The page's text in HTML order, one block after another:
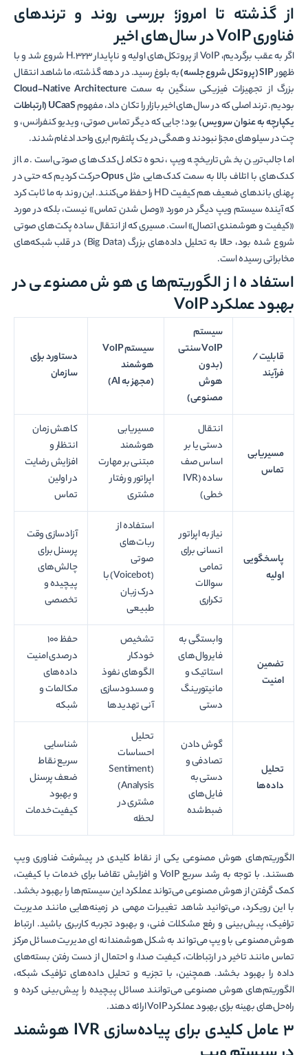
از گذشته تا امروز؛ بررسی روند و ترندهای
فناوری VoIP در سال‌های اخیر
اگر به عقب برگردیم، VoIP از پروتکل‌های اولیه و ناپایدار H.323 شروع شد و با
ظهورSIP (پروتکل شروع جلسه)
به بلوغ رسید. در دهه گذشته، ما شاهد انتقال
بزرگ از تجهیزات فیزیکی سنگین به سمتCloud-Native Architecture
بودیم. ترند اصلی که در سال‌های اخیر بازار را تکان داد، مفهوم
UCaaS (ارتباطات
یکپارچه به عنوان سرویس)بود؛ جایی که دیگر تماس صوتی، ویدیو کنفرانس، و
چت در سیلوهای مجزا نبودند و همگی در یک پلتفرم ابری واحد ادغام شدند.
اما جالب‌ترین بخش تاریخچه ویپ، نحوه تکامل کدک‌های صوتی است. ما از
کدک‌های با اتلاف بالا به سمت کدک‌هایی مثلOpusحرکت کردیم که حتی در
پهنای باندهای ضعیف هم کیفیت HD را حفظ می‌کنند. این روند به ما ثابت کرد
که آینده سیستم ویپ دیگر در مورد «وصل شدن تماس» نیست، بلکه در مورد
«کیفیت و هوشمندی اتصال» است. مسیری که از انتقال ساده پکت‌های صوتی
شروع شده بود، حالا به تحلیل داده‌های بزرگ (Big Data) در قلب شبکه‌های
مخابراتی رسیده است.
استفاده از الگوریتم‌های هوش مصنوعی در
بهبود عملکرد VoIP
قابلیت /
فرآیند
سیستم
VoIPسنتی
(بدون
هوش
مصنوعی)
سیستمVoIP
هوشمند
(مجهز به
دستاورد برای
سازمان
مسیریابی
تماس
انتقال
دستی یا بر
اساس صف
ساده (IVR
خطی)
مسیریابی
هوشمند
مبتنی بر مهارت
اپراتور و رفتار
مشتری
کاهش زمان
انتظار و
افزایش رضایت
در اولین
تماس
پاسخگویی
اولیه
نیاز به اپراتور
انسانی برای
تمامی
سوالات
تکراری
استفاده از
ربات‌های
صوتی
(Voicebot) با
درک زبان
طبیعی
آزادسازی وقت
پرسنل برای
چالش‌های
پیچیده و
تخصصی
تضمین
امنیت
وابستگی به
فایروال‌های
استاتیک و
مانیتورینگ
دستی
تشخیص
خودکار
الگوهای نفوذ
و مسدودسازی
آنی تهدیدها
حفظ ۱۰۰
درصدی امنیت
داده‌های
مکالمات و
شبکه
تحلیل
داده‌ها
گوش دادن
تصادفی و
دستی به
فایل‌های
ضبط‌شده
تحلیل
احساسات
(Sentiment
Analysis)
مشتری در
لحظه
شناسایی
سریع نقاط
ضعف پرسنل
و بهبود
کیفیت خدمات
الگوریتم‌­های هوش مصنوعی یکی از نقاط کلیدی در پیشرفت فناوری ویپ
هستند. با توجه به رشد سریع VoIP و افزایش تقاضا برای خدمات با کیفیت،
کمک گرفتن از هوش مصنوعی می‌تواند عملکرد این سیستم‌ها را بهبود بخشد.
با این رویکرد، می‌توانید شاهد تغییرات مهمی در زمینه‌هایی مانند مدیریت
ترافیک، پیش‌بینی و رفع مشکلات فنی، و بهبود تجربه کاربری باشید. ارتباط
هوش مصنوعی با ویپ می‌تواند به شکل هوشمندانه ­ای مدیریت مسائل مرکز
تماس مانند تاخیر در ارتباطات، کیفیت صدا، و احتمال از دست رفتن بسته‌های
داده را بهبود بخشد. همچنین، با تجزیه و تحلیل داده‌های ترافیک شبکه،
الگوریتم‌های هوش مصنوعی می‌توانند مسائل پیچیده را پیش‌بینی کرده و
راه‌حل‌های بهینه برای بهبود عملکرد VoIP ارائه دهند.
۳ عامل کلیدی برای پیاده‌سازی IVR هوشمند